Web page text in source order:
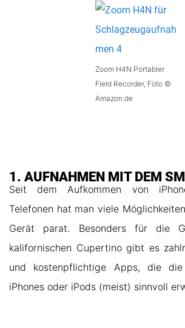
Zoom H4N Portabler
Field Recorder, Foto ©
Amazon.de
1. AUFNAHMEN MIT DEM
Seit dem Aufkommen von
Telefonen hat man viele
Gerät parat. Besonders für die
kalifornischen Cupertino gibt es
und kostenpflichtige Apps, die die
iPhones oder iPods (meist) sinnvoll